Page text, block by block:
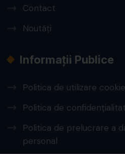
Contact
Noutăți
Informații Publice
Politica de utilizare
Politica de
Politica de prelucrare a
personal